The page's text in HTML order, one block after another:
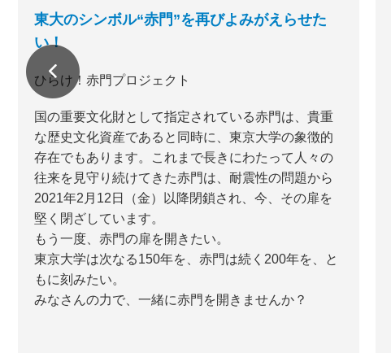
東大のシンボル“赤門”を再びよみがえらせた
い！
ひらけ！赤門プロジェクト
国の重要文化財として指定されている赤門は、貴重
な歴史文化資産であると同時に、東京大学の象徴的
存在でもあります。これまで長きにわたって人々の
往来を見守り続けてきた赤門は、耐震性の問題から
2021年2月12日（金）以降閉鎖され、今、その扉を
堅く閉ざしています。
もう一度、赤門の扉を開きたい。
東京大学は次なる150年を、赤門は続く200年を、と
もに刻みたい。
みなさんの力で、一緒に赤門を開きませんか？